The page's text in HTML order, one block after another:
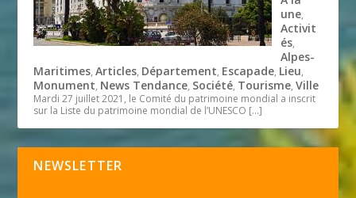
une,
Activit
és,
Alpes-
Maritimes,Articles, Département, Escapade, Lieu,
Monument, News Tendance, Société, Tourisme,Ville
Mardi 27 juillet 2021, le Comité du patrimoine mondial a inscrit
sur la Liste du patrimoine mondial de l’UNESCO […]
NEWSLETTER